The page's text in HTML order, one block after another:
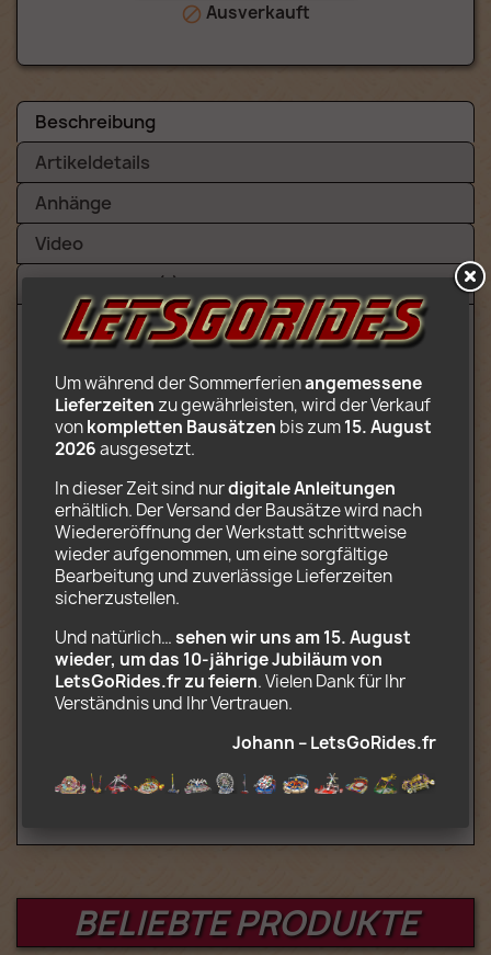
 Ausverkauft
Beschreibung
Artikeldetails
Anhänge
Video
Bewertungen (1)
Inhalt:
Komplette Fahrt (12 drehbare Gondeln
werden durch Zylinder um 70° geneigt)
2 Transportwagen
Auf Fotopapier gedruckte Dekorationen
CD-Rom mit Aufbau- und
Transportanleitung (.pdf) und
Dekoration (.jpg)
2 Motoren und Batteriekasten,
Fernbedienung mit 8 Geschwindigkeiten,
Infrarot-Empfänger Kompatibel mit Lego
BELIEBTE PRODUKTE
Um während der Sommerferien angemessene
Lieferzeiten zu gewährleisten, wird der Verkauf
von kompletten Bausätzen bis zum 15. August
2026 ausgesetzt.
In dieser Zeit sind nur digitale Anleitungen
erhältlich. Der Versand der Bausätze wird nach
Wiedereröffnung der Werkstatt schrittweise
wieder aufgenommen, um eine sorgfältige
Bearbeitung und zuverlässige Lieferzeiten
sicherzustellen.
Und natürlich… sehen wir uns am 15. August
wieder, um das 10‑jährige Jubiläum von
LetsGoRides.fr zu feiern. Vielen Dank für Ihr
Verständnis und Ihr Vertrauen.
Johann – LetsGoRides.fr